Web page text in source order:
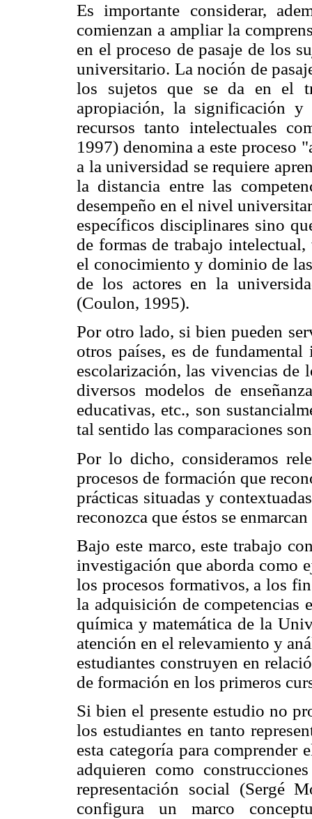
Es importante considerar,
comienzan a ampliar la
en el proceso de pasaje de los
universitario. La noción de
los sujetos que se da en el
apropiación, la significación
recursos tanto intelectuales
1997) denomina a este proceso
a la universidad se requiere
la distancia entre las
desempeño en el nivel
específicos disciplinares sino
de formas de trabajo
el conocimiento y dominio de
de los actores en la
(Coulon, 1995).
Por otro lado, si bien pueden
otros países, es de
escolarización, las vivencias de
diversos modelos de
educativas, etc., son
tal sentido las comparaciones
Por lo dicho, consideramos
procesos de formación que
prácticas situadas y
reconozca que éstos se
Bajo este marco, este trabajo
investigación que aborda como
los procesos formativos, a los
la adquisición de competencias
química y matemática de la
atención en el relevamiento y
estudiantes construyen en
de formación en los primeros
Si bien el presente estudio no
los estudiantes en tanto
esta categoría para comprender
adquieren como
representación social (Sergé
configura un marco